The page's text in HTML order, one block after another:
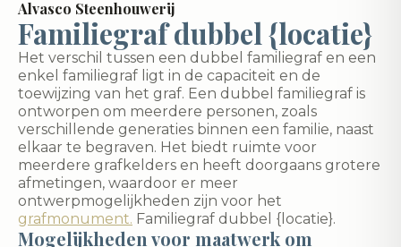
Alvasco Steenhouwerij
Familiegraf dubbel {locatie}
Het verschil tussen een dubbel familiegraf en een
enkel familiegraf ligt in de capaciteit en de
toewijzing van het graf. Een dubbel familiegraf is
ontworpen om meerdere personen, zoals
verschillende generaties binnen een familie, naast
elkaar te begraven. Het biedt ruimte voor
meerdere grafkelders en heeft doorgaans grotere
afmetingen, waardoor er meer
ontwerpmogelijkheden zijn voor het
grafmonument. Familiegraf dubbel {locatie}.
Mogelijkheden voor maatwerk om